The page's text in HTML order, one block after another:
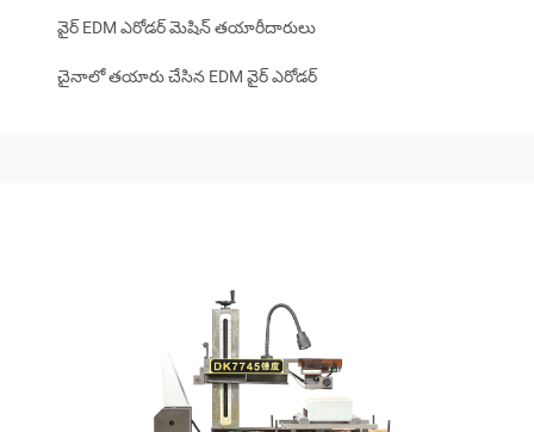
వైర్ EDM ఎరోడర్ మెషిన్ తయారీదారులు
చైనాలో తయారు చేసిన EDM వైర్ ఎరోడర్